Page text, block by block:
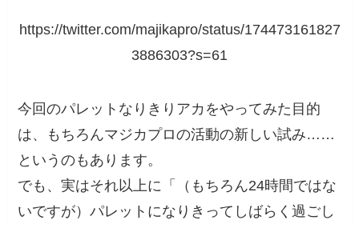
https://twitter.com/majikapro/status/174473161827
3886303?s=61
今回のパレットなりきりアカをやってみた目的
は、もちろんマジカプロの活動の新しい試み……
というのもあります。
でも、実はそれ以上に「（もちろん24時間ではな
いですが）パレットになりきってしばらく過ごし